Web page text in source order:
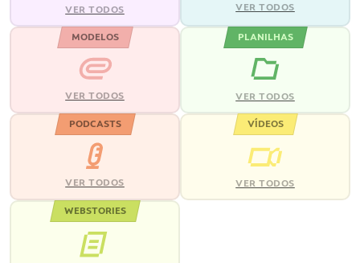
VER TODOS VER TODOS
MODELOS
VER TODOS
PLANILHAS
VER TODOS
PODCASTS
VER TODOS
VÍDEOS
VER TODOS
WEBSTORIES